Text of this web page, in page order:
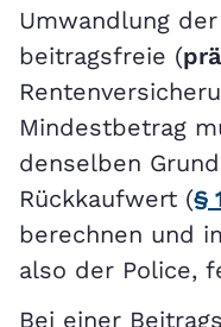
Umwandlung
beitragsfreie (
Mindestbetrag
denselben
Rückkaufwert (§
berechnen und
also der Police,
Bei einer